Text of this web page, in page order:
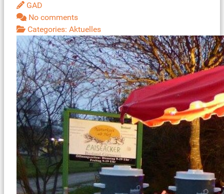
GAD
No comments
Categories: Aktuelles